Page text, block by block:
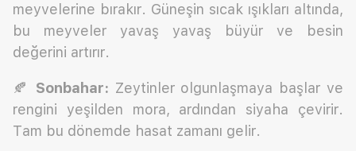
meyvelerine bırakır. Güneşin sıcak ışıkları altında,
bu meyveler yavaş yavaş büyür ve besin
değerini artırır.
🍂 Sonbahar: Zeytinler olgunlaşmaya başlar ve
rengini yeşilden mora, ardından siyaha çevirir.
Tam bu dönemde hasat zamanı gelir.